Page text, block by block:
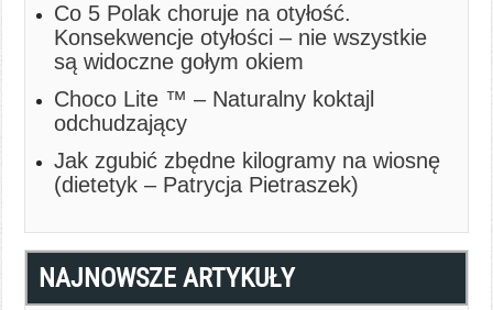
Co 5 Polak choruje na otyłość.
Konsekwencje otyłości – nie wszystkie
są widoczne gołym okiem
Choco Lite ™ – Naturalny koktajl
odchudzający
Jak zgubić zbędne kilogramy na wiosnę
(dietetyk – Patrycja Pietraszek)
NAJNOWSZE ARTYKUŁY